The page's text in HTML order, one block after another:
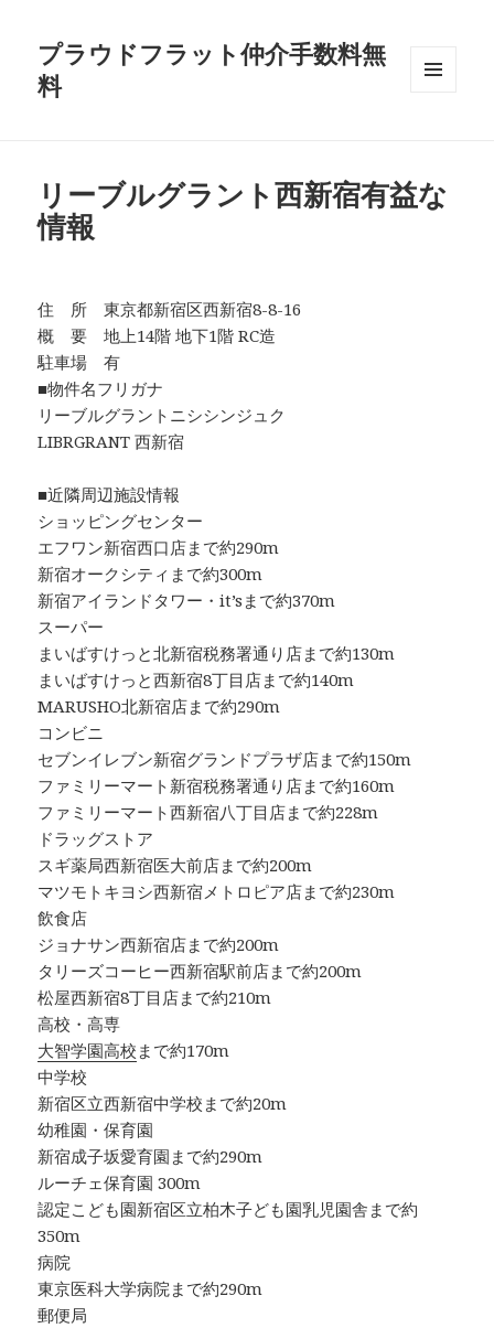
プラウドフラット仲介手数料無
料
リーブルグラント西新宿有益な
情報
住 所 東京都新宿区西新宿8-8-16
概 要 地上14階 地下1階 RC造
駐車場 有
■物件名フリガナ
リーブルグラントニシシンジュク
LIBRGRANT 西新宿
■近隣周辺施設情報
ショッピングセンター
エフワン新宿西口店まで約290m
新宿オークシティまで約300m
新宿アイランドタワー・it’sまで約370m
スーパー
まいばすけっと北新宿税務署通り店まで約130m
まいばすけっと西新宿8丁目店まで約140m
MARUSHO北新宿店まで約290m
コンビニ
セブンイレブン新宿グランドプラザ店まで約150m
ファミリーマート新宿税務署通り店まで約160m
ファミリーマート西新宿八丁目店まで約228m
ドラッグストア
スギ薬局西新宿医大前店まで約200m
マツモトキヨシ西新宿メトロピア店まで約230m
飲食店
ジョナサン西新宿店まで約200m
タリーズコーヒー西新宿駅前店まで約200m
松屋西新宿8丁目店まで約210m
高校・高専
大智学園高校 まで約170m
中学校
新宿区立西新宿中学校まで約20m
幼稚園・保育園
新宿成子坂愛育園まで約290m
ルーチェ保育園 300m
認定こども園新宿区立柏木子ども園乳児園舎まで約
350m
病院
東京医科大学病院まで約290m
郵便局